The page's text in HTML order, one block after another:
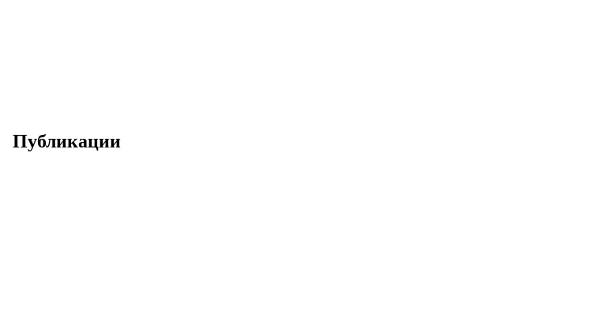
Публикации